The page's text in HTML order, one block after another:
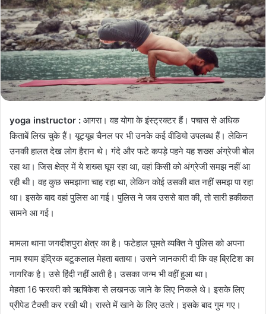
m
a
i
l
yoga instructor : आगरा। वह योगा के इंस्ट्रक्टर हैं। पचास से अधिक
किताबें लिख चुके हैं। यूट्यूब चैनल पर भी उनके कई वीडियो उपलब्ध हैं। लेकिन
उनकी हालत देख लोग हैरान थे। गंदे और फटे कपड़े पहने यह शख्स अंग्रेजी बोल
रहा था। जिस क्षेत्र में ये शख्स घूम रहा था, वहां किसी को अंग्रेजी समझ नहीं आ
रही थी। वह कुछ समझाना चाह रहा था, लेकिन कोई उसकी बात नहीं समझ पा रहा
था। इसके बाद वहां पुलिस आ गई। पुलिस ने जब उससे बात की, तो सारी हकीकत
सामने आ गई।
मामला थाना जगदीशपुरा क्षेत्र का है। फटेहाल घूमते व्यक्ति ने पुलिस को अपना
नाम श्याम इंद्रिक बटुकलाल मेहता बताया। उसने जानकारी दी कि वह ब्रिटिश का
नागरिक है। उसे हिंदी नहीं आती है। उसका जन्म भी वहीं हुआ था।
मेहता 16 फरवरी को ऋषिकेश से लखनऊ जाने के लिए निकले थे। इसके लिए
प्रीपेड टैक्सी कर रखी थी। रास्ते में खाने के लिए उतरे। इसके बाद गुम गए।